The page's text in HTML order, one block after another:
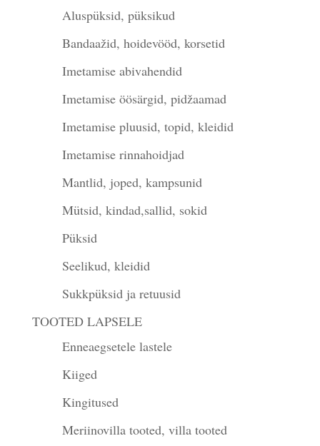
Aluspüksid, püksikud
Bandaažid, hoidevööd, korsetid
Imetamise abivahendid
Imetamise öösärgid, pidžaamad
Imetamise pluusid, topid, kleidid
Imetamise rinnahoidjad
Mantlid, joped, kampsunid
Mütsid, kindad,sallid, sokid
Püksid
Seelikud, kleidid
Sukkpüksid ja retuusid
TOOTED LAPSELE
Enneaegsetele lastele
Kiiged
Kingitused
Meriinovilla tooted, villa tooted